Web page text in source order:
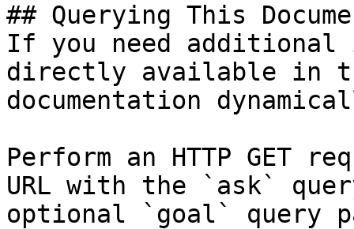
## Querying This
If you need
directly available in
documentation
Perform an HTTP GET
URL with the `ask`
optional `goal` query